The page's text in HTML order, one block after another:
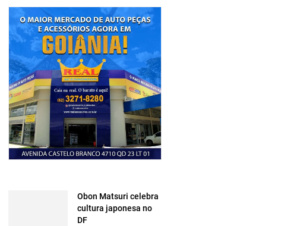
Obon Matsuri celebra
cultura japonesa no
DF